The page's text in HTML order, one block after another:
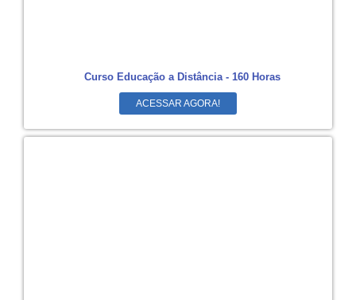
Curso Educação a Distância - 160 Horas
ACESSAR AGORA!